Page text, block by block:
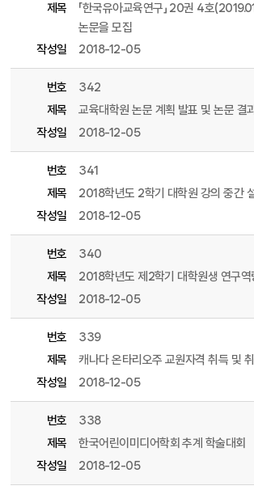
제목
「한국유아교육연구」 20권 4호
논문을 모집
작성일
2018-12-05
번호
342
제목
교육대학원 논문 계획 발표 및 논문 결
작성일
2018-12-05
번호
341
제목
2018학년도 2학기 대학원 강의 중간
작성일
2018-12-05
번호
340
제목
2018학년도 제2학기 대학원생 연구역
작성일
2018-12-05
번호
339
제목
캐나다 온타리오주 교원자격 취득 및
작성일
2018-12-05
번호
338
제목
한국어린이미디어학회 추계 학술대회
작성일
2018-12-05